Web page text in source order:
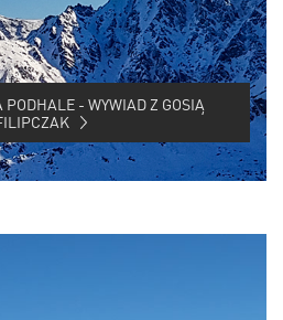
PODHALE - WYWIAD Z GOSIĄ